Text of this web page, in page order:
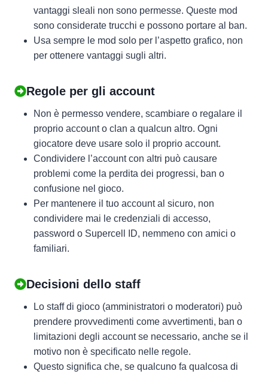
vantaggi sleali non sono permesse. Queste mod
sono considerate trucchi e possono portare al ban.
Usa sempre le mod solo per l’aspetto grafico, non
per ottenere vantaggi sugli altri.
Regole per gli account
Non è permesso vendere, scambiare o regalare il
proprio account o clan a qualcun altro. Ogni
giocatore deve usare solo il proprio account.
Condividere l’account con altri può causare
problemi come la perdita dei progressi, ban o
confusione nel gioco.
Per mantenere il tuo account al sicuro, non
condividere mai le credenziali di accesso,
password o Supercell ID, nemmeno con amici o
familiari.
Decisioni dello staff
Lo staff di gioco (amministratori o moderatori) può
prendere provvedimenti come avvertimenti, ban o
limitazioni degli account se necessario, anche se il
motivo non è specificato nelle regole.
Questo significa che, se qualcuno fa qualcosa di